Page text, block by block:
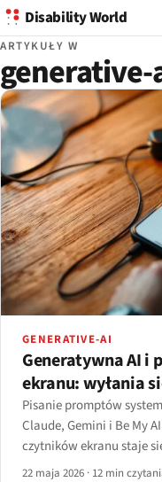
Disability World
ARTYKUŁY W
generative-
GENERATIVE-AI
Generatywna AI i
ekranu: wyłania
Pisanie promptów
Claude, Gemini i Be My
czytników ekranu staje
z regułami dotyczącymi
22 maja 2026 · 12 min